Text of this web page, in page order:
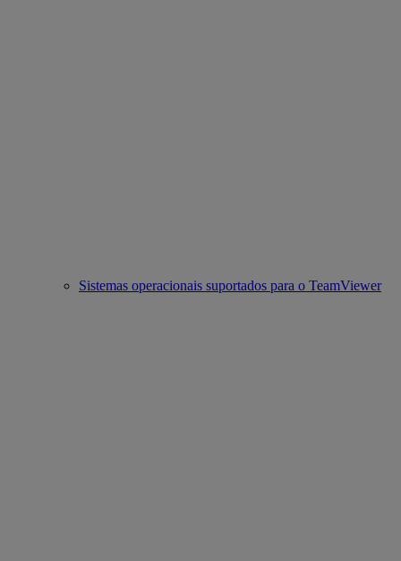
Sistemas operacionais suportados para o TeamViewer